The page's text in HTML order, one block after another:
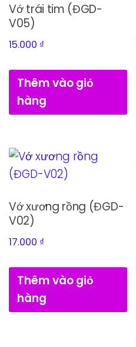
Vớ trái tim (ĐGD-
V05)
15.000 ₫
Thêm vào giỏ
hàng
Vớ xương rồng (ĐGD-
V02)
17.000 ₫
Thêm vào giỏ
hàng